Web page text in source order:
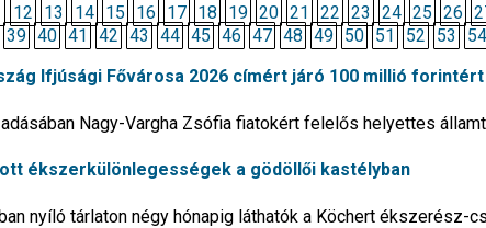
12 13 14 15 16 17 18 19 20 21 22 23 24 25 26
39 40 41 42 43 44 45 46 47 48 49 50 51 52 53 54
Ifjúsági Fővárosa 2026 címért járó 100 millió forintért
Nagy-Vargha Zsófia fiatokért felelős helyettes
ékszerkülönlegességek a gödöllői kastélyban
nyíló tárlaton négy hónapig láthatók a Köchert ékszerész-